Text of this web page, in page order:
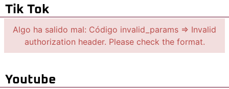
Tik Tok
Algo ha salido mal: Código invalid_params => Invalid
authorization header. Please check the format.
Youtube